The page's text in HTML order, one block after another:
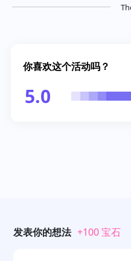
你喜欢这个活动吗？
5.0
发表你的想法 +100 宝石